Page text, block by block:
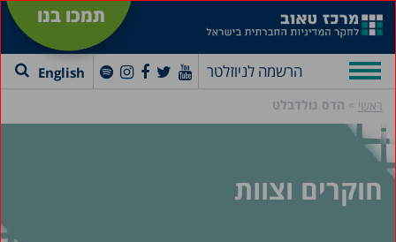
תמכו בנו
הרשמה לניוזלטר English
ראשי » הדס גולדבלט
חוקרים וצוות